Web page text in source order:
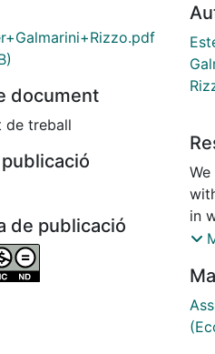
document
de treball
de publicació
in
on